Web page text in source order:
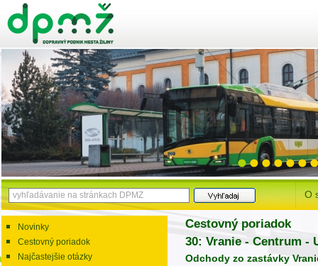
O
Novinky
Cestovný poriadok
Najčastejšie otázky
Cestovný poriadok
30: Vranie - Centrum -
Odchody zo zastávky